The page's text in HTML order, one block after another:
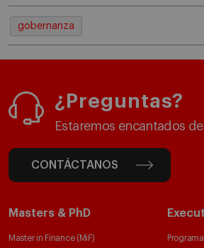
gobernanza
¿Preguntas?
Estaremos encantados
CONTÁCTANOS
Masters & PhD
Master in Finance (MiF)